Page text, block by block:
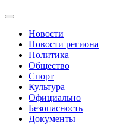
Новости
Новости региона
Политика
Общество
Спорт
Культура
Официально
Безопасность
Документы